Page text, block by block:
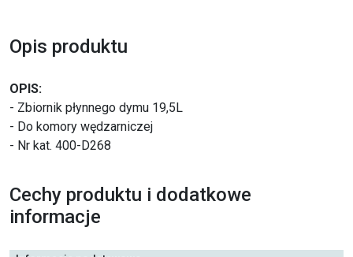
Opis produktu
OPIS:
- Zbiornik płynnego dymu 19,5L
- Do komory wędzarniczej
- Nr kat. 400-D268
Cechy produktu i dodatkowe
informacje